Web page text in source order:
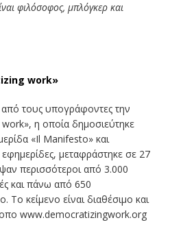
φιλόσοφος, μπλόγκερ και
work»
από τους υπογράφοντες την
η οποία δημοσιεύτηκε
«Il Manifesto» και
μεταφράστηκε σε 27
περισσότεροι από 3.000
και πάνω από 650
Το κείμενο είναι διαθέσιμο και
www.democratizingwork.org